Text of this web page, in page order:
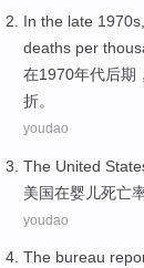
In the late 1970s
deaths per
在1970年代后期
折。
youdao
The United
美国在婴儿死亡
youdao
The bureau